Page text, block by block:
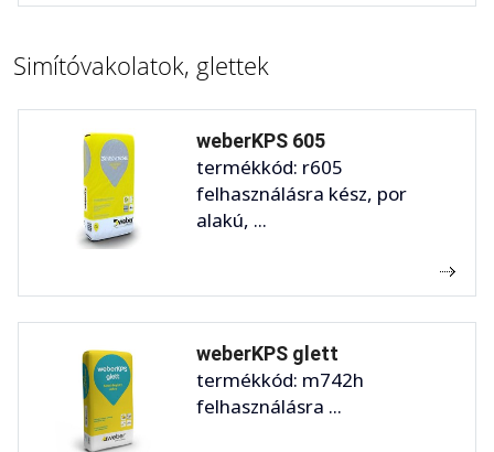
Simítóvakolatok, glettek
weberKPS 605
termékkód: r605
felhasználásra kész, por
alakú, ...
weberKPS glett
termékkód: m742h
felhasználásra ...